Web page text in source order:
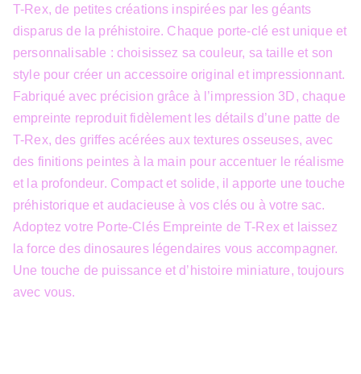
T-Rex, de petites créations inspirées par les géants
disparus de la préhistoire. Chaque porte-clé est unique et
personnalisable : choisissez sa couleur, sa taille et son
style pour créer un accessoire original et impressionnant.
Fabriqué avec précision grâce à l’impression 3D, chaque
empreinte reproduit fidèlement les détails d’une patte de
T-Rex, des griffes acérées aux textures osseuses, avec
des finitions peintes à la main pour accentuer le réalisme
et la profondeur. Compact et solide, il apporte une touche
préhistorique et audacieuse à vos clés ou à votre sac.
Adoptez votre Porte-Clés Empreinte de T-Rex et laissez
la force des dinosaures légendaires vous accompagner.
Une touche de puissance et d’histoire miniature, toujours
avec vous.